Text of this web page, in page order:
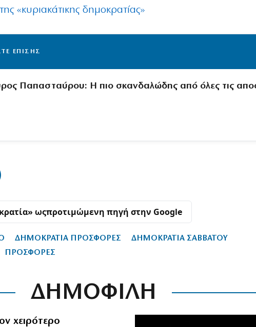
«κυριακάτικης δημοκρατίας»
ΕΠΙΣΗΣ
Παπασταύρου: Η πιο σκανδαλώδης από όλες τις
ωςπροτιμώμενη πηγή στην Google
ΔΗΜΟΚΡΑΤΙΑ ΠΡΟΣΦΟΡΕΣ
ΔΗΜΟΚΡΑΤΙΑ ΣΑΒΒΑΤΟΥ
ΠΡΟΣΦΟΡΕΣ
ΔΗΜΟΦΙΛΗ
χειρότερο